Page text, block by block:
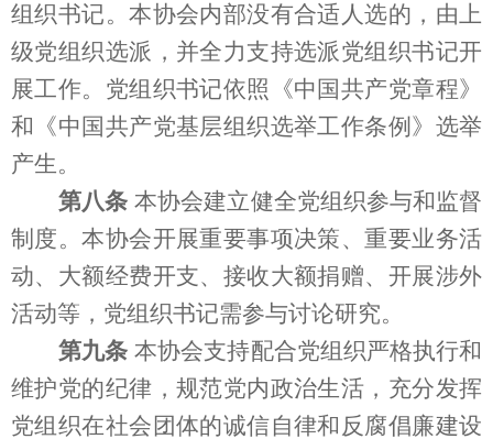
组织书记。本协会内部没有合适人选的，由上
级党组织选派，并全力支持选派党组织书记开
展工作。党组织书记依照《中国共产党章程》
和《中国共产党基层组织选举工作条例》选举
产生。
第八条 本协会建立健全党组织参与和监督
制度。本协会开展重要事项决策、重要业务活
动、大额经费开支、接收大额捐赠、开展涉外
活动等，党组织书记需参与讨论研究。
第九条 本协会支持配合党组织严格执行和
维护党的纪律，规范党内政治生活，充分发挥
党组织在社会团体的诚信自律和反腐倡廉建设